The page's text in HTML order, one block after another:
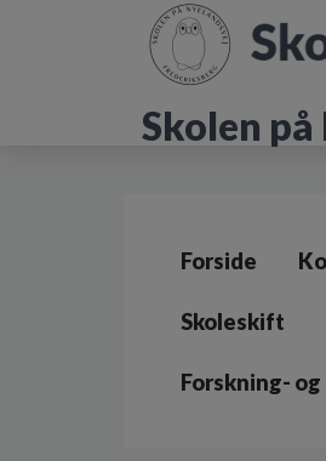
Skolen
Forside
Skoleskift
Forskning-